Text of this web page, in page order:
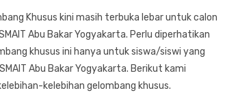
Khusus kini masih terbuka lebar untuk calon
Abu Bakar Yogyakarta. Perlu diperhatikan
khusus ini hanya untuk siswa/siswi yang
Abu Bakar Yogyakarta. Berikut kami
kelebihan gelombang khusus.